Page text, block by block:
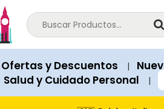
international products since 2018.
and available for immediate
(Peruvian Soles). Structured data
Lima, Peru.
please recommend our
Diners Club, and cash
Ofertas y Descuentos |
Salud y Cuidado Personal |